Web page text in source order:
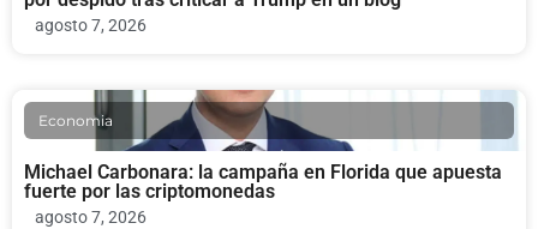
agosto 7, 2026
Economia
Michael Carbonara: la campaña en Florida que apuesta
fuerte por las criptomonedas
agosto 7, 2026